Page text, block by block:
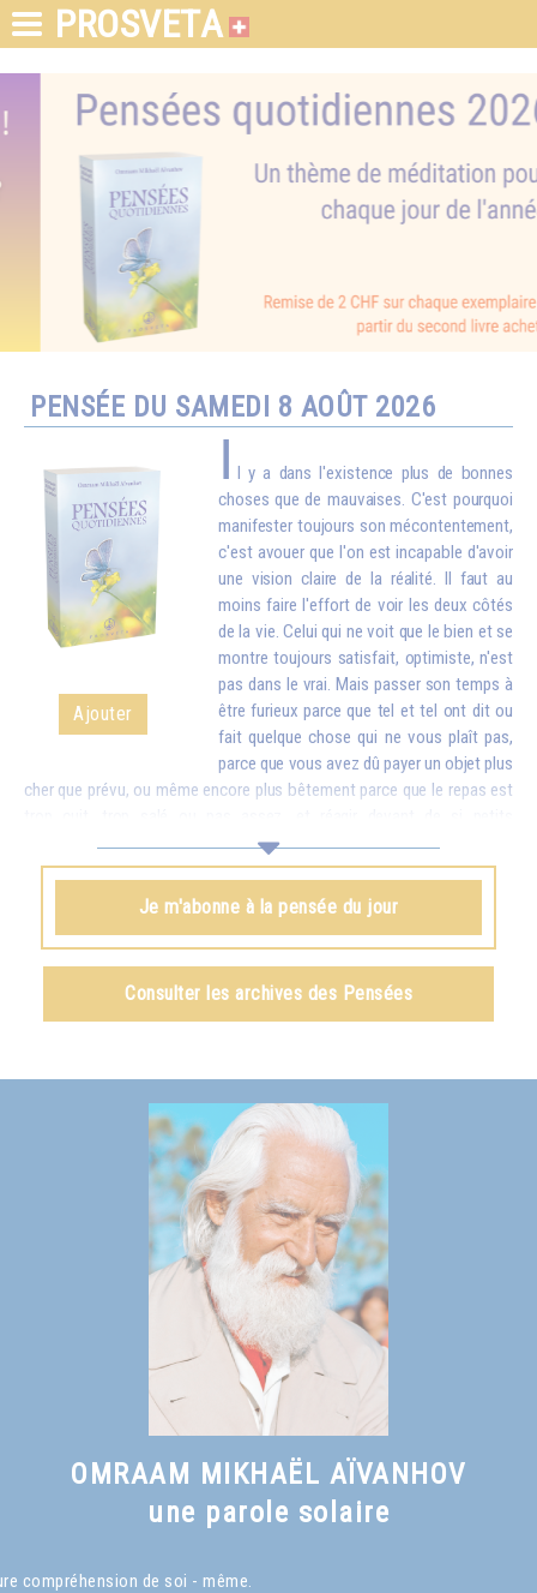
PROSVETA
PENSÉE DU SAMEDI 8 AOÛT 2026
Ajouter
I l y a dans l'existence plus de bonnes
choses que de mauvaises. C'est pourquoi
manifester toujours son mécontentement,
c'est avouer que l'on est incapable d'avoir
une vision claire de la réalité. Il faut au
moins faire l'effort de voir les deux côtés
de la vie. Celui qui ne voit que le bien et se
montre toujours satisfait, optimiste, n'est
pas dans le vrai. Mais passer son temps à
être furieux parce que tel et tel ont dit ou
fait quelque chose qui ne vous plaît pas,
parce que vous avez dû payer un objet plus
cher que prévu, ou même encore plus bêtement parce que le repas est
inconvénients comme si c'étaient des catastrophes, cela finit par vous
rendre stupide. Mettez donc en balance ces détails avec toutes les
richesses que vous apporte la vie. Quand vous vous apercevrez que,
pour de petites contrariétés, vous êtes prêt à oublier combien il y a de
choses belles et bonnes dans le monde et à troubler la vie de votre
Omraam Mikhaël Aïvanhov
Je m'abonne à la pensée du jour
Consulter les archives des Pensées
OMRAAM MIKHAËL AÏVANHOV
une parole solaire
compréhension de soi - même.